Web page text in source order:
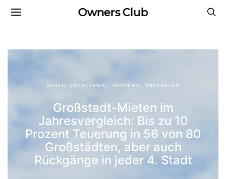
Owners Club
BAUEN UND WOHNEN FINANZEN IMMOBILIEN
Großstadt-Mieten im
Jahresvergleich: Bis zu 10
Prozent Teuerung in 56 von 80
Großstädten, aber auch
Rückgänge in jeder 4. Stadt